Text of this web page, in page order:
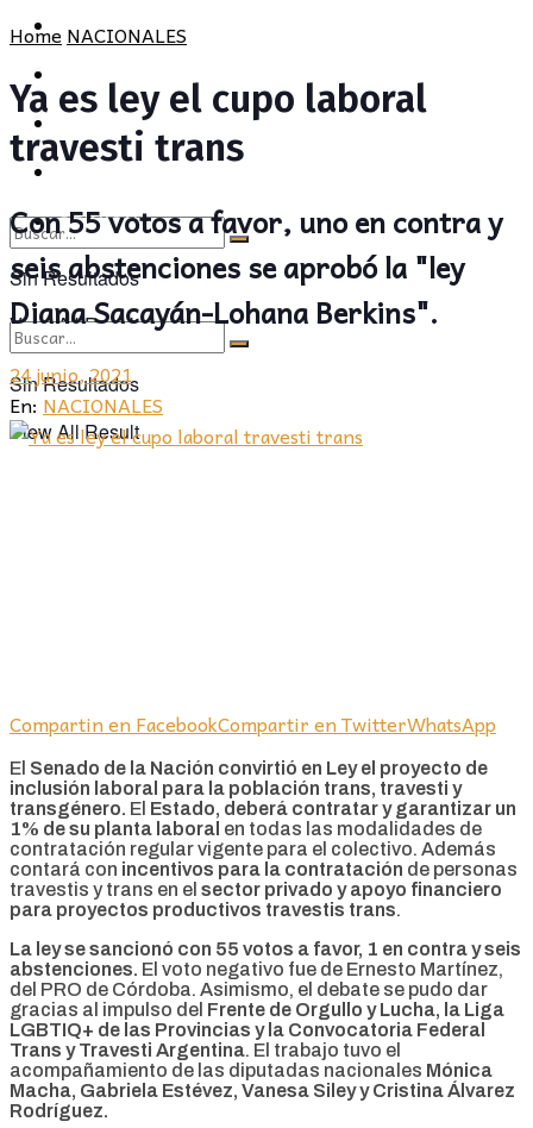
CULTURA
OPINIÓN
Sin Resultados
View All Result
PROVINCIA
SOCIEDAD
OPINIÓN
Sin Resultados
View All Result
HomeNACIONALES
Ya es ley el cupo laboral
travesti trans
Con 55 votos a favor, uno en contra y
seis abstenciones se aprobó la "ley
Diana Sacayán-Lohana Berkins".
24 junio, 2021
En: NACIONALES
Compartin en FacebookCompartir en TwitterWhatsApp
El Senado de la Nación convirtió en Ley el proyecto de
inclusión laboral para la población trans, travesti y
transgénero. El Estado, deberá contratar y garantizar un
1% de su planta laboral en todas las modalidades de
contratación regular vigente para el colectivo. Además
contará con incentivos para la contratación de personas
travestis y trans en el sector privado y apoyo financiero
para proyectos productivos travestis trans.
La ley se sancionó con 55 votos a favor, 1 en contra y seis
abstenciones. El voto negativo fue de Ernesto Martínez,
del PRO de Córdoba. Asimismo, el debate se pudo dar
gracias al impulso del Frente de Orgullo y Lucha, la Liga
LGBTIQ+ de las Provincias y la Convocatoria Federal
Trans y Travesti Argentina. El trabajo tuvo el
acompañamiento de las diputadas nacionales Mónica
Macha, Gabriela Estévez, Vanesa Siley y Cristina Álvarez
Rodríguez.